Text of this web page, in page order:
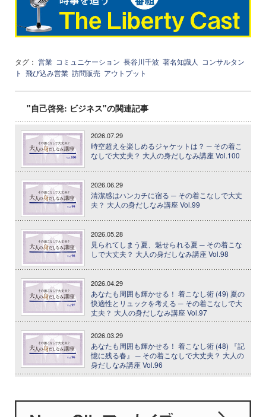
タグ： 営業 コミュニケーション 長谷川千波 著名知識人
コンサルタン
ト 飛び込み営業 訪問販売 アウトプット
"自己啓発: ビジネス"の関連記事
2026.07.29
時空超えを楽しめるジャケットは？ ─ その着こ
なしで大丈夫？ 大人の身だしなみ講座 Vol.100
2026.06.29
清潔感はハンカチに宿る ─ その着こなしで大丈
夫？ 大人の身だしなみ講座 Vol.99
2026.05.28
見られてしまう夏、魅せられる夏 ─ その着こな
しで大丈夫？ 大人の身だしなみ講座 Vol.98
2026.04.29
あなたも周囲も輝かせる！ 着こなし術 (49) 夏の
快適性とリュックを考える ─ その着こなしで大
丈夫？ 大人の身だしなみ講座 Vol.97
2026.03.29
あなたも周囲も輝かせる！ 着こなし術 (48) 『記
憶に残る春』 ─ その着こなしで大丈夫？ 大人の
身だしなみ講座 Vol.96